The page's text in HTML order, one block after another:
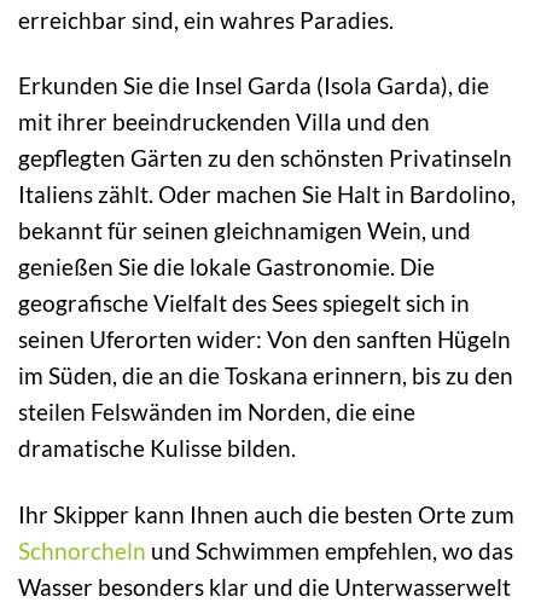
erreichbar sind, ein wahres Paradies.
Erkunden Sie die Insel Garda (Isola Garda), die
mit ihrer beeindruckenden Villa und den
gepflegten Gärten zu den schönsten Privatinseln
Italiens zählt. Oder machen Sie Halt in Bardolino,
bekannt für seinen gleichnamigen Wein, und
genießen Sie die lokale Gastronomie. Die
geografische Vielfalt des Sees spiegelt sich in
seinen Uferorten wider: Von den sanften Hügeln
im Süden, die an die Toskana erinnern, bis zu den
steilen Felswänden im Norden, die eine
dramatische Kulisse bilden.
Ihr Skipper kann Ihnen auch die besten Orte zum
Schnorcheln und Schwimmen empfehlen, wo das
Wasser besonders klar und die Unterwasserwelt